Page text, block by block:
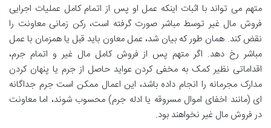
متهم می تواند با اثبات اینکه عمل او پس از اتمام کامل عملیات اجرایی
فروش مال غیر توسط مباشر صورت گرفته است، رکن زمانی معاونت را
نقض کند. همان طور که بیان شد، عمل معاون باید قبل یا همزمان با عمل
مباشر رخ دهد. اگر متهم پس از فروش کامل مال غیر و اتمام جرم،
اقداماتی نظیر کمک به مخفی کردن عواید حاصل از جرم یا پنهان کردن
مدارک مجرمانه را انجام داده باشد، این اعمال ممکن است جرم جداگانه
ای (مانند اخفای اموال مسروقه یا ادله جرم) محسوب شوند، اما معاونت
در فروش مال غیر نخواهند بود.